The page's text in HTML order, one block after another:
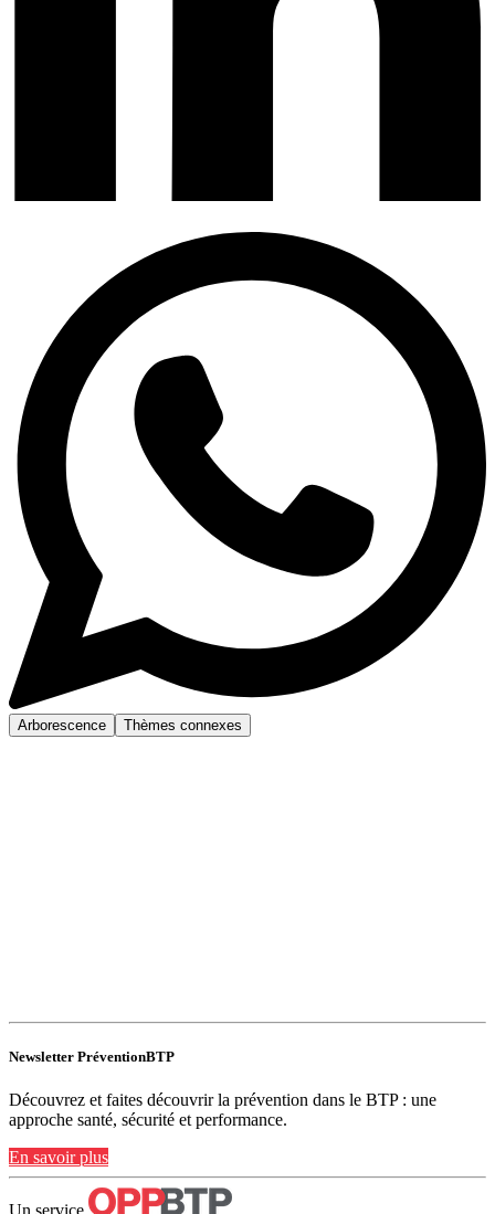
Arborescence Thèmes connexes
Newsletter PréventionBTP
Découvrez et faites découvrir la prévention dans le BTP : une
approche santé, sécurité et performance.
En savoir plus
Un service